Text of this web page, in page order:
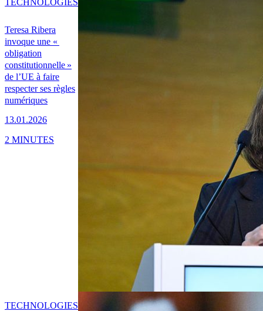
Teresa Ribera
invoque une «
obligation
constitutionnelle »
de l’UE à faire
respecter ses règles
numériques
13.01.2026
TECHNOLOGIES
2 MINUTES
TECHNOLOGIES